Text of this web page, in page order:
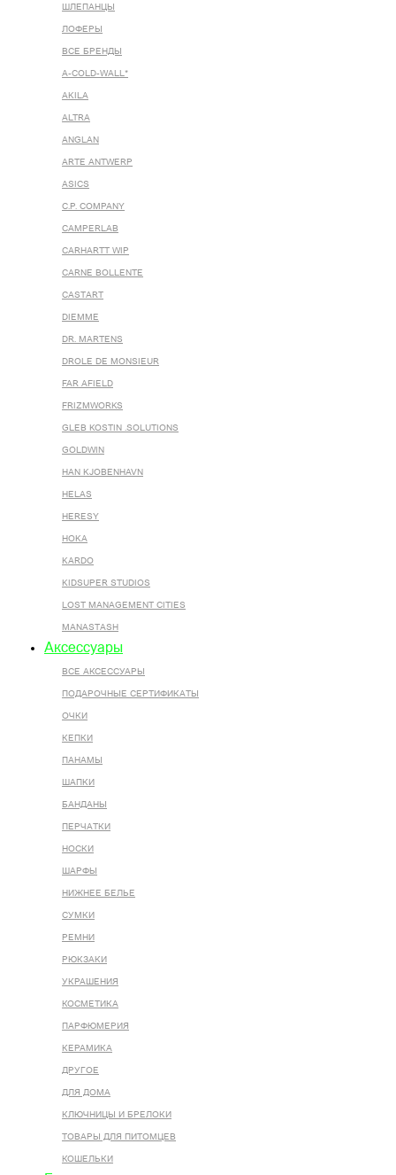
ШЛЕПАНЦЫ
ЛОФЕРЫ
ВСЕ БРЕНДЫ
A-COLD-WALL*
AKILA
ALTRA
ANGLAN
ARTE ANTWERP
ASICS
C.P. COMPANY
CAMPERLAB
CARHARTT WIP
CARNE BOLLENTE
CASTART
DIEMME
DR. MARTENS
DROLE DE MONSIEUR
FAR AFIELD
FRIZMWORKS
GLEB KOSTIN .SOLUTIONS
GOLDWIN
HAN KJOBENHAVN
HELAS
HERESY
HOKA
KARDO
KIDSUPER STUDIOS
LOST MANAGEMENT CITIES
MANASTASH
Аксессуары
ВСЕ AКСЕССУАРЫ
ПОДАРОЧНЫЕ СЕРТИФИКАТЫ
ОЧКИ
КЕПКИ
ПАНАМЫ
ШАПКИ
БАНДАНЫ
ПЕРЧАТКИ
НОСКИ
ШАРФЫ
НИЖНЕЕ БЕЛЬЕ
СУМКИ
РЕМНИ
РЮКЗАКИ
УКРАШЕНИЯ
КОСМЕТИКА
ПАРФЮМЕРИЯ
КЕРАМИКА
ДРУГОЕ
ДЛЯ ДОМА
КЛЮЧНИЦЫ И БРЕЛОКИ
ТОВАРЫ ДЛЯ ПИТОМЦЕВ
КОШЕЛЬКИ